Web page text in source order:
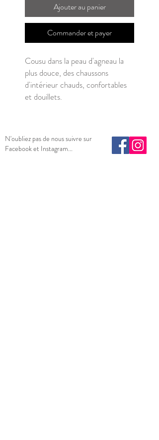
Ajouter au panier
Commander et payer
Cousu dans la peau d'agneau la
plus douce, des chaussons
d'intérieur chauds, confortables
et douillets.
N'oubliez pas de nous suivre sur
Facebook et Instagram...